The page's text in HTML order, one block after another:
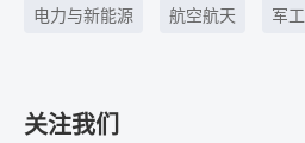
电力与新能源 航空航天 军工
关注我们